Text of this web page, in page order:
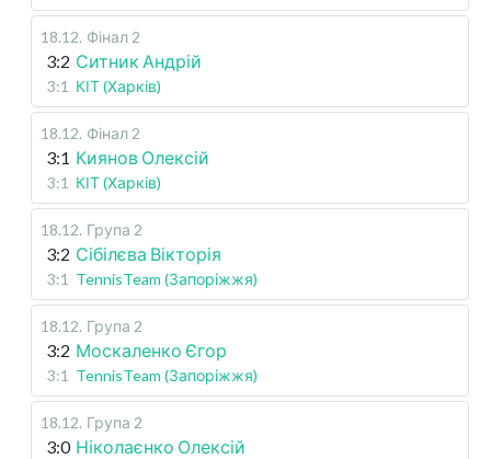
18.12. Фінал 2
3:2 Ситник Андрій
3:1 КІТ (Харків)
18.12. Фінал 2
3:1 Киянов Олексій
3:1 КІТ (Харків)
18.12. Група 2
3:2 Сібілєва Вікторія
3:1 TennisTeam (Запоріжжя)
18.12. Група 2
3:2 Москаленко Єгор
3:1 TennisTeam (Запоріжжя)
18.12. Група 2
3:0 Ніколаєнко Олексій